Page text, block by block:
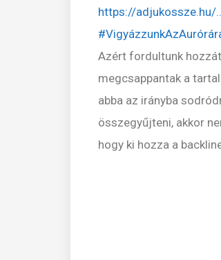
https://adjukossze.hu/
Azért fordultunk
megcsappantak a
abba az irányba
összegyűjteni, akkor
hogy ki hozza a